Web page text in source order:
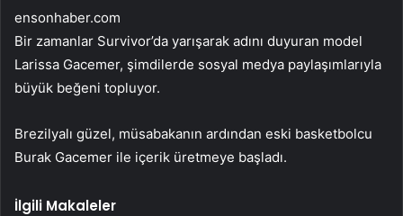
ensonhaber.com
Bir zamanlar Survivor’da yarışarak adını duyuran model
Larissa Gacemer, şimdilerde sosyal medya paylaşımlarıyla
büyük beğeni topluyor.
Brezilyalı güzel, müsabakanın ardından eski basketbolcu
Burak Gacemer ile içerik üretmeye başladı.
İlgili Makaleler